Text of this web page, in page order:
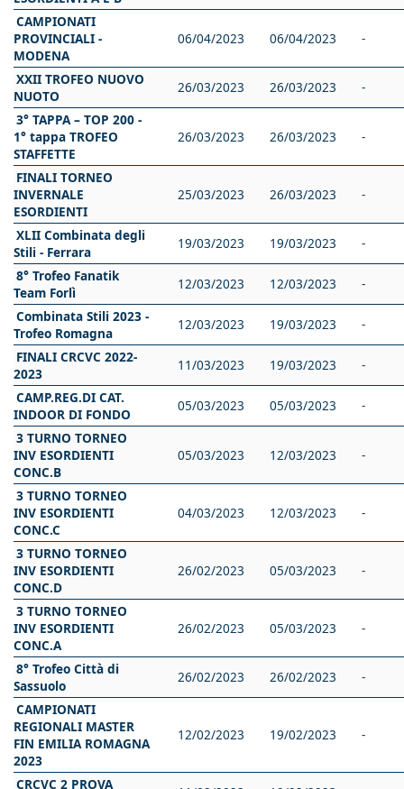
CAMPIONATI
PROVINCIALI -
MODENA
06/04/2023 06/04/2023 -
XXII TROFEO NUOVO
NUOTO
26/03/2023 26/03/2023
-
3° TAPPA – TOP 200 -
1° tappa TROFEO
STAFFETTE
26/03/2023 26/03/2023 -
FINALI TORNEO
INVERNALE
ESORDIENTI
25/03/2023 26/03/2023 -
XLII Combinata degli
Stili - Ferrara
19/03/2023 19/03/2023
-
8° Trofeo Fanatik
Team Forlì
12/03/2023 12/03/2023
-
Combinata Stili 2023 -
Trofeo Romagna
12/03/2023 19/03/2023
-
FINALI CRCVC 2022-
2023
11/03/2023 19/03/2023
-
CAMP.REG.DI CAT.
INDOOR DI FONDO
05/03/2023 05/03/2023
-
3 TURNO TORNEO
INV ESORDIENTI
CONC.B
05/03/2023 12/03/2023 -
3 TURNO TORNEO
INV ESORDIENTI
CONC.C
04/03/2023 12/03/2023 -
3 TURNO TORNEO
INV ESORDIENTI
CONC.D
26/02/2023 05/03/2023 -
3 TURNO TORNEO
INV ESORDIENTI
CONC.A
26/02/2023 05/03/2023 -
8° Trofeo Città di
Sassuolo
26/02/2023 26/02/2023
-
CAMPIONATI
REGIONALI MASTER
FIN EMILIA ROMAGNA
2023
12/02/2023 19/02/2023 -
CRCVC 2 PROVA